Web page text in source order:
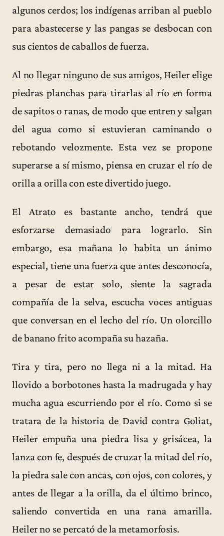
algunos cerdos; los indígenas arriban al pueblo
para abastecerse y las pangas se desbocan con
sus cientos de caballos de fuerza.
Al no llegar ninguno de sus amigos, Heiler elige
piedras planchas para tirarlas al río en forma
de sapitos o ranas, de modo que entren y salgan
del agua como si estuvieran caminando o
rebotando velozmente. Esta vez se propone
superarse a sí mismo, piensa en cruzar el río de
orilla a orilla con este divertido juego.
El Atrato es bastante ancho, tendrá que
esforzarse demasiado para lograrlo. Sin
embargo, esa mañana lo habita un ánimo
especial, tiene una fuerza que antes desconocía,
a pesar de estar solo, siente la sagrada
compañía de la selva, escucha voces antiguas
que conversan en el lecho del río. Un olorcillo
de banano frito acompaña su hazaña.
Tira y tira, pero no llega ni a la mitad. Ha
llovido a borbotones hasta la madrugada y hay
mucha agua escurriendo por el río. Como si se
tratara de la historia de David contra Goliat,
Heiler empuña una piedra lisa y grisácea, la
lanza con fe, después de cruzar la mitad del río,
la piedra sale con ancas, con ojos, con colores, y
antes de llegar a la orilla, da el último brinco,
saliendo convertida en una rana amarilla.
Heiler no se percató de la metamorfosis.